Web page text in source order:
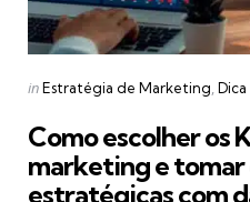
Categories
Posted
inEstratégia de Marketing Dica
Como escolher os
marketing e tomar
estratégicas com